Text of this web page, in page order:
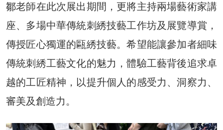
鄒老師在此次展出期間，更將主持兩場藝術家講
座、多場中華傳統刺綉技藝工作坊及展覽導賞，
傳授匠心獨運的甌綉技藝。希望能讓參加者細味
傳統刺綉工藝文化的魅力，體驗工藝背後追求卓
越的工匠精神，以提升個人的感受力、洞察力、
審美及創造力。